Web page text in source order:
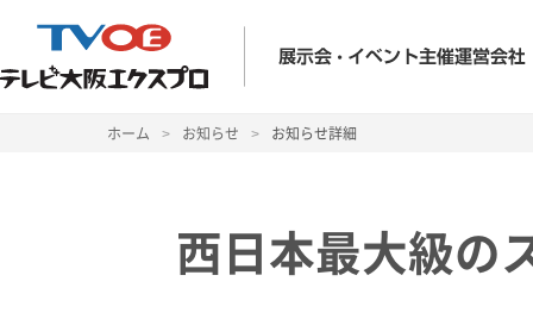
ホーム > お知らせ > お知らせ詳細
西日本最大級の